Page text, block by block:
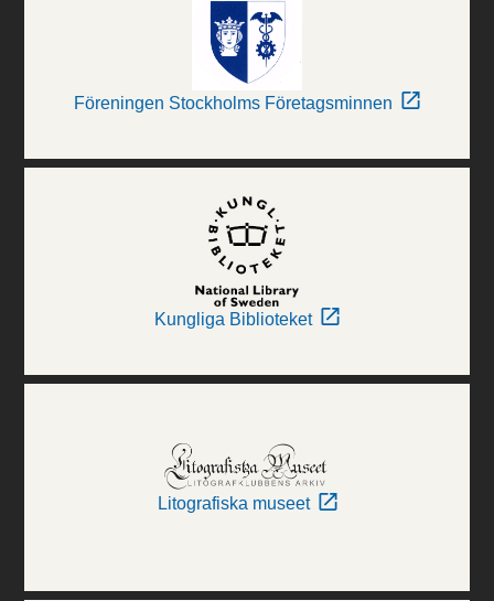
Föreningen Stockholms Företagsminnen
Kungliga Biblioteket
Litografiska museet